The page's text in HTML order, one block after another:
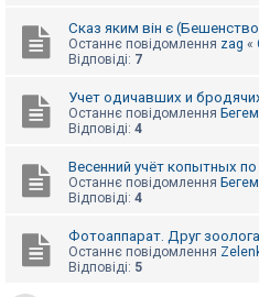
Сказ яким він є
Останнє повідомлення zag «
Відповіді: 7
Учет одичавших и
Останнє повідомлення
Відповіді: 4
Весенний учёт копытных
Останнє повідомлення
Відповіді: 4
Фотоаппарат. Друг
Останнє повідомлення
Відповіді: 5